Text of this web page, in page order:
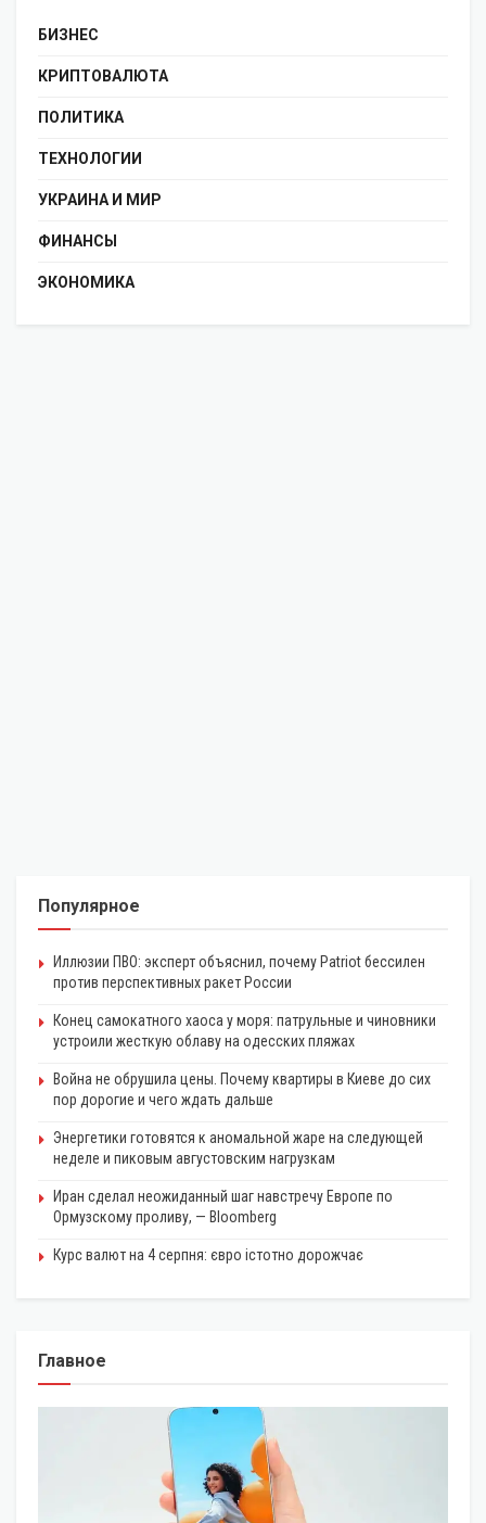
БИЗНЕС
КРИПТОВАЛЮТА
ПОЛИТИКА
ТЕХНОЛОГИИ
УКРАИНА И МИР
ФИНАНСЫ
ЭКОНОМИКА
Популярное
Иллюзии ПВО: эксперт объяснил, почему Patriot бессилен
против перспективных ракет России
Конец самокатного хаоса у моря: патрульные и чиновники
устроили жесткую облаву на одесских пляжах
Война не обрушила цены. Почему квартиры в Киеве до сих
пор дорогие и чего ждать дальше
Энергетики готовятся к аномальной жаре на следующей
неделе и пиковым августовским нагрузкам
Иран сделал неожиданный шаг навстречу Европе по
Ормузскому проливу, — Bloomberg
Курс валют на 4 серпня: євро істотно дорожчає
Главное